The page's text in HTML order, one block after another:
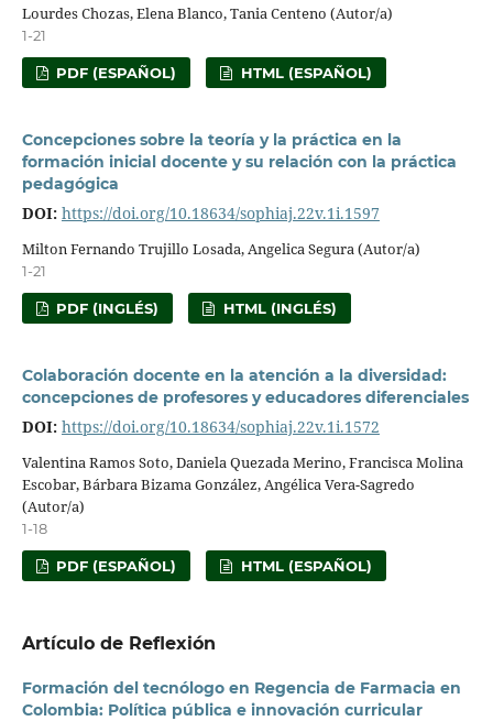
Lourdes Chozas, Elena Blanco, Tania Centeno (Autor/a)
1-21
PDF (ESPAÑOL) HTML (ESPAÑOL)
Concepciones sobre la teoría y la práctica en la
formación inicial docente y su relación con la práctica
pedagógica
DOI: https://doi.org/10.18634/sophiaj.22v.1i.1597
Milton Fernando Trujillo Losada, Angelica Segura (Autor/a)
1-21
PDF (INGLÉS) HTML (INGLÉS)
Colaboración docente en la atención a la diversidad:
concepciones de profesores y educadores diferenciales
DOI: https://doi.org/10.18634/sophiaj.22v.1i.1572
Valentina Ramos Soto, Daniela Quezada Merino, Francisca Molina
Escobar, Bárbara Bizama González, Angélica Vera-Sagredo
(Autor/a)
1-18
PDF (ESPAÑOL) HTML (ESPAÑOL)
Artículo de Reflexión
Formación del tecnólogo en Regencia de Farmacia en
Colombia: Política pública e innovación curricular